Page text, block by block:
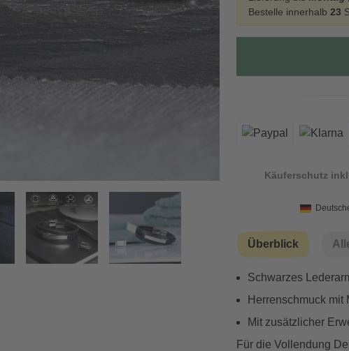
Bestelle innerhalb 23
Käuferschutz
Überblick
Schwarzes
Herrenschmuck mit
Mit zusätzlicher
Für die Vollendung